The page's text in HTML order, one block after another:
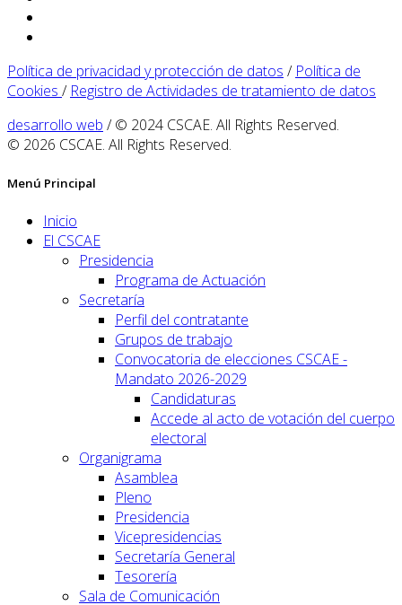
Política de privacidad y protección de datos / Política de
Cookies / Registro de Actividades de tratamiento de datos
desarrollo web / © 2024 CSCAE. All Rights Reserved.
© 2026 CSCAE. All Rights Reserved.
Menú Principal
Inicio
El CSCAE
Presidencia
Programa de Actuación
Secretaría
Perfil del contratante
Grupos de trabajo
Convocatoria de elecciones CSCAE -
Mandato 2026-2029
Candidaturas
Accede al acto de votación del cuerpo
electoral
Organigrama
Asamblea
Pleno
Presidencia
Vicepresidencias
Secretaría General
Tesorería
Sala de Comunicación